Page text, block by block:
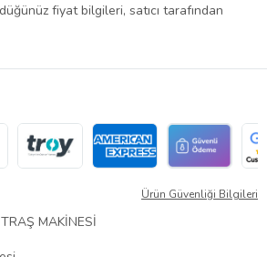
fiyat bilgileri, satıcı tarafından
Ürün Güvenliği Bilgileri
MAKİNESİ